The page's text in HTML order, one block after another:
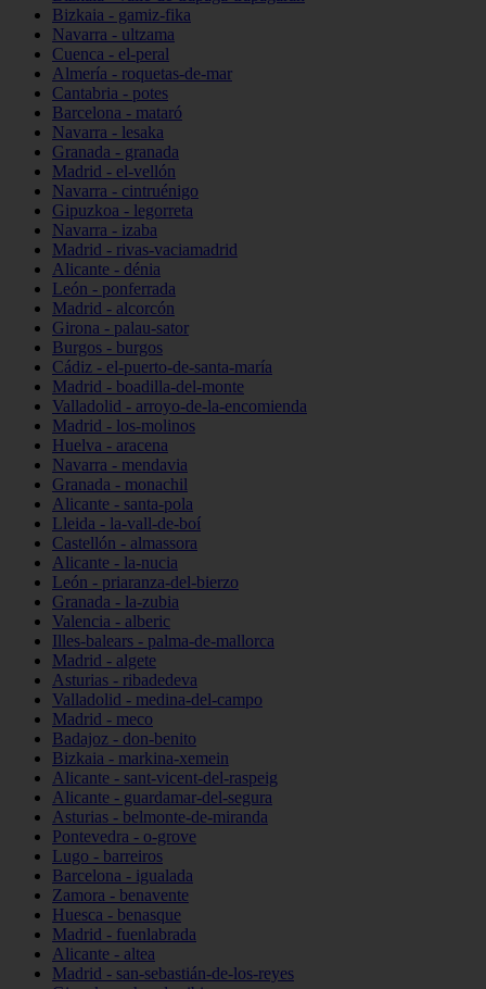
Bizkaia - gamiz-fika
Navarra - ultzama
Cuenca - el-peral
Almería - roquetas-de-mar
Cantabria - potes
Barcelona - mataró
Navarra - lesaka
Granada - granada
Madrid - el-vellón
Navarra - cintruénigo
Gipuzkoa - legorreta
Navarra - izaba
Madrid - rivas-vaciamadrid
Alicante - dénia
León - ponferrada
Madrid - alcorcón
Girona - palau-sator
Burgos - burgos
Cádiz - el-puerto-de-santa-maría
Madrid - boadilla-del-monte
Valladolid - arroyo-de-la-encomienda
Madrid - los-molinos
Huelva - aracena
Navarra - mendavia
Granada - monachil
Alicante - santa-pola
Lleida - la-vall-de-boí
Castellón - almassora
Alicante - la-nucia
León - priaranza-del-bierzo
Granada - la-zubia
Valencia - alberic
Illes-balears - palma-de-mallorca
Madrid - algete
Asturias - ribadedeva
Valladolid - medina-del-campo
Madrid - meco
Badajoz - don-benito
Bizkaia - markina-xemein
Alicante - sant-vicent-del-raspeig
Alicante - guardamar-del-segura
Asturias - belmonte-de-miranda
Pontevedra - o-grove
Lugo - barreiros
Barcelona - igualada
Zamora - benavente
Huesca - benasque
Madrid - fuenlabrada
Alicante - altea
Madrid - san-sebastián-de-los-reyes